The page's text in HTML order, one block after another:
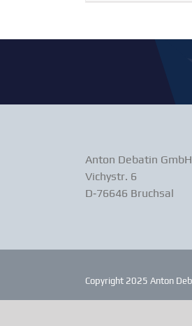
Anton Debatin GmbH
Vichystr. 6
D‑76646 Bruchsal
Copyright 2025 Anton